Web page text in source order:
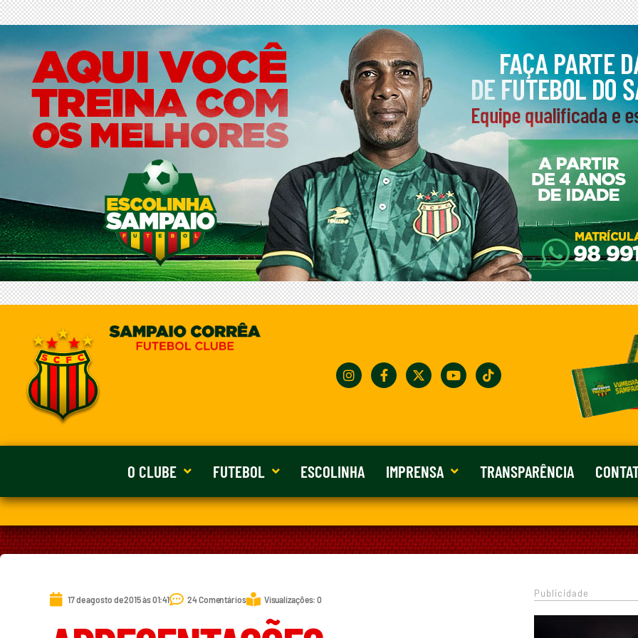
O CLUBE FUTEBOL ESCOLINHA IMPRENSA TRANSPARÊNCIA
17 de agosto de 2015 às 01:41 24 Comentários Visualizações: 0
Publicidade